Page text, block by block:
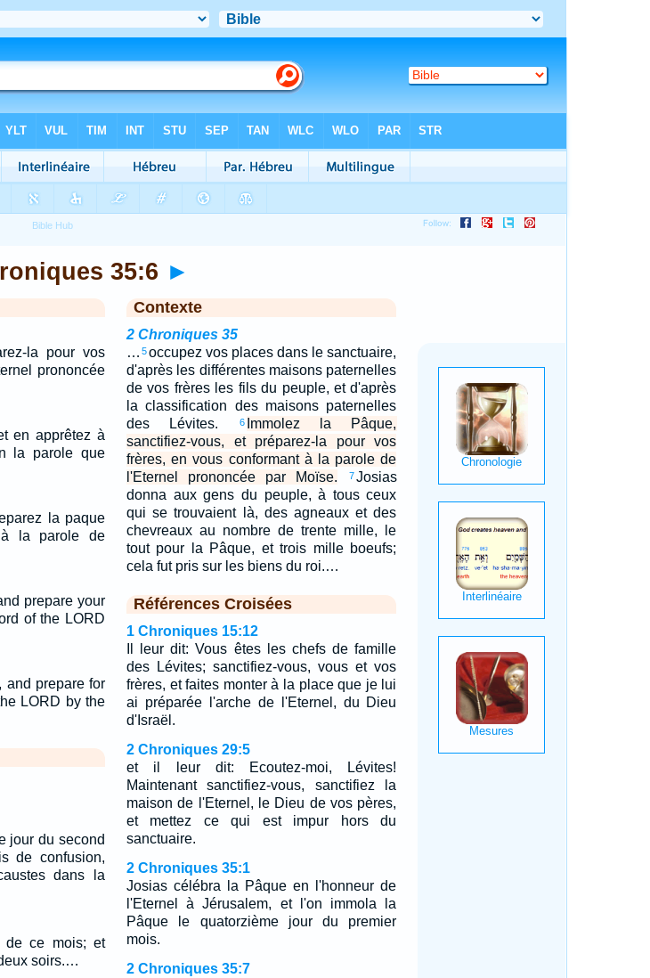
35:6 ►
la pour vos
prononcée
en apprêtez à
la parole que
la paque
à la parole de
prepare your
of the LORD
and prepare for
LORD by the
jour du second
de confusion,
dans la
de ce mois; et
soirs.…
Contexte
2 Chroniques 35
… 5occupez vos places dans le sanctuaire,
d'après les différentes maisons paternelles
de vos frères les fils du peuple, et d'après
la classification des maisons paternelles
des Lévites.
6
Immolez la Pâque,
sanctifiez-vous, et préparez-la pour vos
frères, en vous conformant à la parole de
l'Eternel prononcée par Moïse.
7 Josias
donna aux gens du peuple, à tous ceux
qui se trouvaient là, des agneaux et des
chevreaux au nombre de trente mille, le
tout pour la Pâque, et trois mille boeufs;
cela fut pris sur les biens du roi.…
Références Croisées
1 Chroniques 15:12
Il leur dit: Vous êtes les chefs de famille
des Lévites; sanctifiez-vous, vous et vos
frères, et faites monter à la place que je lui
ai préparée l'arche de l'Eternel, du Dieu
d'Israël.
2 Chroniques 29:5
et il leur dit: Ecoutez-moi, Lévites!
Maintenant sanctifiez-vous, sanctifiez la
maison de l'Eternel, le Dieu de vos pères,
et mettez ce qui est impur hors du
sanctuaire.
2 Chroniques 35:1
Josias célébra la Pâque en l'honneur de
l'Eternel à Jérusalem, et l'on immola la
Pâque le quatorzième jour du premier
mois.
2 Chroniques 35:7